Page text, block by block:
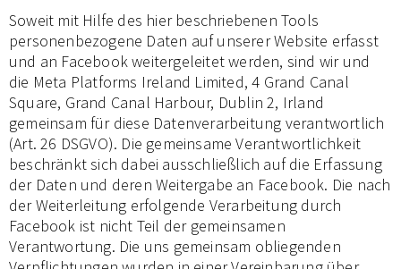
Soweit mit Hilfe des hier beschriebenen Tools
personenbezogene Daten auf unserer Website erfasst
und an Facebook weitergeleitet werden, sind wir und
die Meta Platforms Ireland Limited, 4 Grand Canal
Square, Grand Canal Harbour, Dublin 2, Irland
gemeinsam für diese Datenverarbeitung verantwortlich
(Art. 26 DSGVO). Die gemeinsame Verantwortlichkeit
beschränkt sich dabei ausschließlich auf die Erfassung
der Daten und deren Weitergabe an Facebook. Die nach
der Weiterleitung erfolgende Verarbeitung durch
Facebook ist nicht Teil der gemeinsamen
Verantwortung. Die uns gemeinsam obliegenden